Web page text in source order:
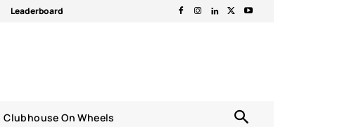
Leaderboard
Clubhouse On Wheels